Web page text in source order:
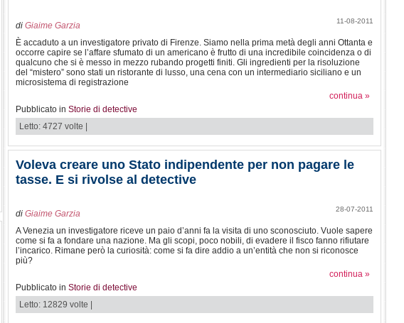
11-08-2011
di Giaime Garzia
È accaduto a un investigatore privato di Firenze. Siamo nella prima metà degli anni Ottanta e
occorre capire se l’affare sfumato di un americano è frutto di una incredibile coincidenza o di
qualcuno che si è messo in mezzo rubando progetti finiti. Gli ingredienti per la risoluzione
del “mistero” sono stati un ristorante di lusso, una cena con un intermediario siciliano e un
microsistema di registrazione
continua »
Pubblicato in Storie di detective
Letto: 4727 volte |
Voleva creare uno Stato indipendente per non pagare le
tasse. E si rivolse al detective
28-07-2011
di Giaime Garzia
A Venezia un investigatore riceve un paio d’anni fa la visita di uno sconosciuto. Vuole sapere
come si fa a fondare una nazione. Ma gli scopi, poco nobili, di evadere il fisco fanno rifiutare
l’incarico. Rimane però la curiosità: come si fa dire addio a un’entità che non si riconosce
più?
continua »
Pubblicato in Storie di detective
Letto: 12829 volte |